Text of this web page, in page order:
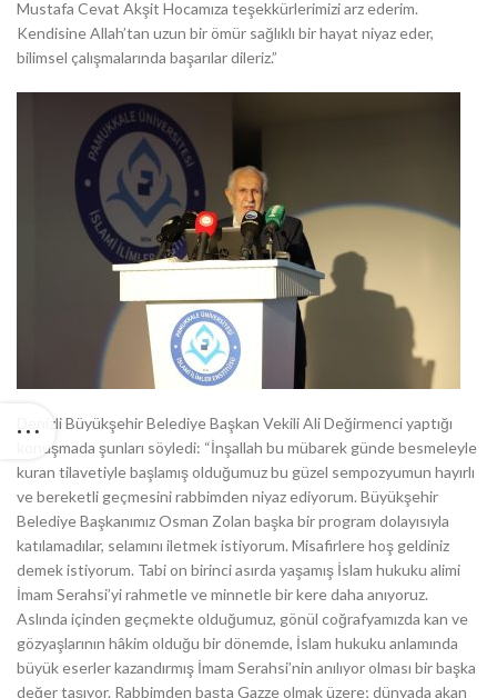
Mustafa Cevat Akşit Hocamıza teşekkürlerimizi arz ederim.
Kendisine Allah’tan uzun bir ömür sağlıklı bir hayat niyaz eder,
bilimsel çalışmalarında başarılar dileriz.”
Denizli Büyükşehir Belediye Başkan Vekili Ali Değirmenci yaptığı
konuşmada şunları söyledi: “İnşallah bu mübarek günde besmeleyle
kuran tilavetiyle başlamış olduğumuz bu güzel sempozyumun hayırlı
ve bereketli geçmesini rabbimden niyaz ediyorum. Büyükşehir
Belediye Başkanımız Osman Zolan başka bir program dolayısıyla
katılamadılar, selamını iletmek istiyorum. Misafirlere hoş geldiniz
demek istiyorum. Tabi on birinci asırda yaşamış İslam hukuku alimi
İmam Serahsi’yi rahmetle ve minnetle bir kere daha anıyoruz.
Aslında içinden geçmekte olduğumuz, gönül coğrafyamızda kan ve
gözyaşlarının hâkim olduğu bir dönemde, İslam hukuku anlamında
büyük eserler kazandırmış İmam Serahsi’nin anılıyor olması bir başka
değer taşıyor. Rabbimden başta Gazze olmak üzere; dünyada akan